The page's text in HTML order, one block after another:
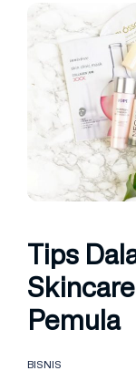
Tips
Pemula
BISNIS